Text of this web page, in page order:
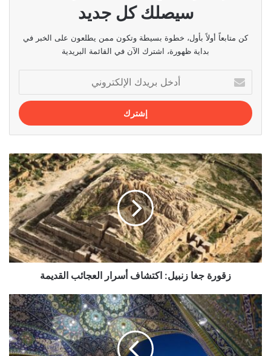
سيصلك كل جديد
كن متابعاً أولاً بأول، خطوة بسيطة وتكون ممن يطلعون على الخبر في
بداية ظهورة، اشترك الآن في القائمة البريدية
بريدك
الإلكتروني
زقورة
جغا
زنبيل:
اكتشاف
أسرار
العجائب
القديمة
زقورة جغا زنبيل: اكتشاف أسرار العجائب القديمة
زيارة
قم:
المركز
الروحي
لإيران